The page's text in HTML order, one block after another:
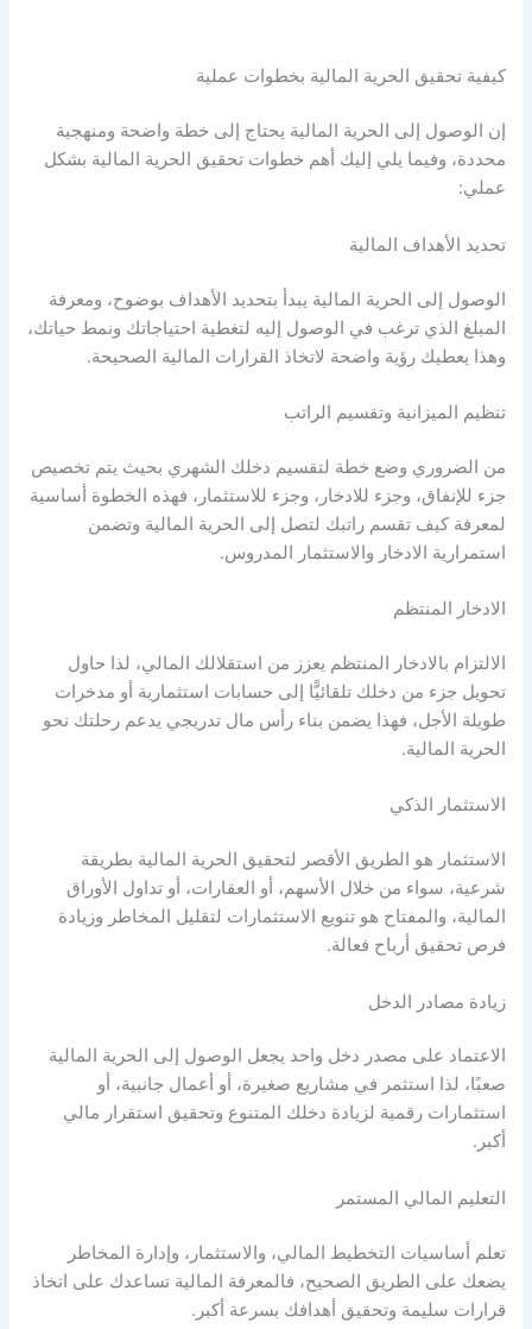
كيفية تحقيق الحرية المالية بخطوات عملية
إن الوصول إلى الحرية الماليةيحتاج إلى خطة واضحة ومنهجية
محددة، وفيما يلي إليك أهم خطوات تحقيق الحرية الماليةبشكل
عملي:
تحديد الأهداف المالية
الوصول إلى الحرية الماليةيبدأ بتحديد الأهداف بوضوح، ومعرفة
المبلغ الذي ترغب في الوصول إليه لتغطية احتياجاتك ونمط حياتك،
وهذا يعطيك رؤية واضحة لاتخاذ القرارات المالية الصحيحة.
تنظيم الميزانية وتقسيم الراتب
من الضروري وضع خطة لتقسيم دخلك الشهري بحيث يتم تخصيص
جزء للإنفاق، وجزء للادخار، وجزء للاستثمار، فهذه الخطوة أساسية
لمعرفة كيف تقسم راتبك لتصل إلى الحرية الماليةوتضمن
استمرارية الادخار والاستثمار المدروس.
الادخار المنتظم
الالتزام بالادخار المنتظم يعزز من استقلالك المالي، لذا حاول
تحويل جزء من دخلك تلقائيًّا إلى حسابات استثمارية أو مدخرات
طويلة الأجل، فهذا يضمن بناء رأس مال تدريجي يدعم رحلتك نحو
الحرية المالية.
الاستثمار الذكي
الاستثمار هو الطريق الأقصر لتحقيق الحرية الماليةبطريقة
شرعية، سواء من خلال الأسهم، أو العقارات، أو تداول الأوراق
المالية، والمفتاح هو تنويع الاستثمارات لتقليل المخاطر وزيادة
فرص تحقيق أرباح فعالة.
زيادة مصادر الدخل
الاعتماد على مصدر دخل واحد يجعل الوصول إلى الحرية المالية
صعبًا، لذا استثمر في مشاريع صغيرة، أو أعمال جانبية، أو
استثمارات رقمية لزيادة دخلك المتنوع وتحقيق استقرار مالي
أكبر.
التعليم المالي المستمر
تعلم أساسيات التخطيط المالي، والاستثمار، وإدارة المخاطر
يضعك على الطريق الصحيح، فالمعرفة المالية تساعدك على اتخاذ
قرارات سليمة وتحقيق أهدافك بسرعة أكبر.